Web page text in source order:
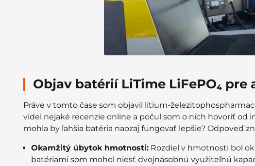
Objav batérií LiTime LiFePO₄ pre
Práve v tomto čase som objavil lítium-
videl nejaké recenzie online a počul som o nich hovoriť od
mohla by ľahšia batéria naozaj fungovať lepšie? Odpoveď
Okamžitý úbytok hmotnosti: Rozdiel v hmotnosti bol
batériami som mohol niesť dvojnásobnú využiteľnú